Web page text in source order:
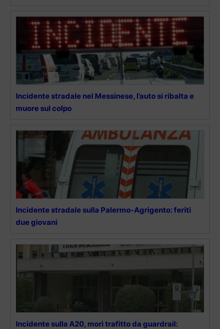
Incidente stradale nel Messinese, l’auto si ribalta e
muore sul colpo
Incidente stradale sulla Palermo-Agrigento: feriti
due giovani
Incidente sulla A20, morì trafitto da guardrail: